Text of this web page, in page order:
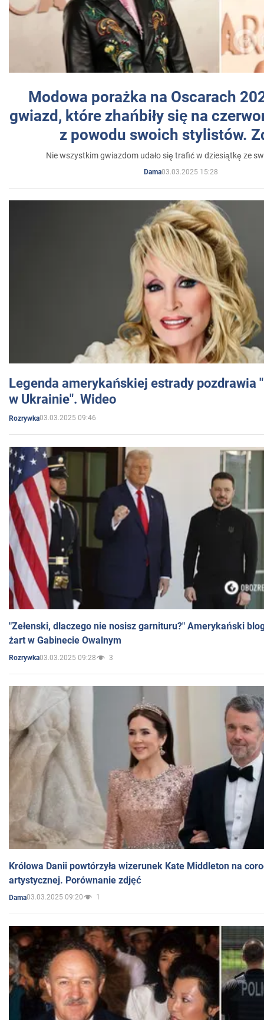
Modowa porażka na Oscarach
gwiazd, które zhańbiły się na
z powodu swoich stylistów.
Nie wszystkim gwiazdom udało się trafić w dziesiątkę ze
Dama03.03.2025 15:28
Legenda amerykańskiej estrady pozdrawia
w Ukrainie". Wideo
Rozrywka03.03.2025 09:46
"Zełenski, dlaczego nie nosisz garnituru?" Amerykański
żart w Gabinecie Owalnym
Rozrywka03.03.2025 09:28 3
Królowa Danii powtórzyła wizerunek Kate Middleton na
artystycznej. Porównanie zdjęć
Dama03.03.2025 09:20 1